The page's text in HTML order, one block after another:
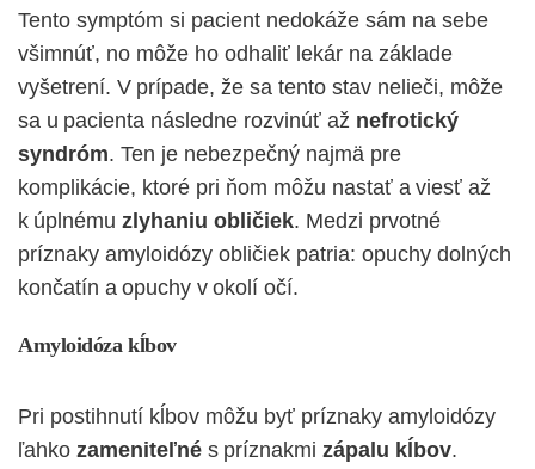
Tento symptóm si pacient nedokáže sám na sebe
všimnúť, no môže ho odhaliť lekár na základe
vyšetrení. V prípade, že sa tento stav nelieči, môže
sa u pacienta následne rozvinúť až nefrotický
syndróm. Ten je nebezpečný najmä pre
komplikácie, ktoré pri ňom môžu nastať a viesť až
k úplnému zlyhaniu obličiek. Medzi prvotné
príznaky amyloidózy obličiek patria: opuchy dolných
končatín a opuchy v okolí očí.
Amyloidóza kĺbov
Pri postihnutí kĺbov môžu byť príznaky amyloidózy
ľahko zameniteľné s príznakmi zápalu kĺbov.